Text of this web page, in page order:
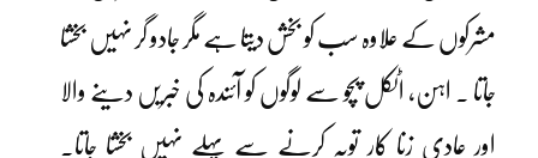
مشرکوں کے علاوہ سب کو بخش دیتا ہے مگر جادو گر نہیں بخشا
جاتا ۔ اہن، اٹکل پچو سے لوگوں کو آئندہ کی خبریں دینے والا
اور عادی زنا کار توبہ کرنے سے پہلے نہیں بخشا جاتا۔